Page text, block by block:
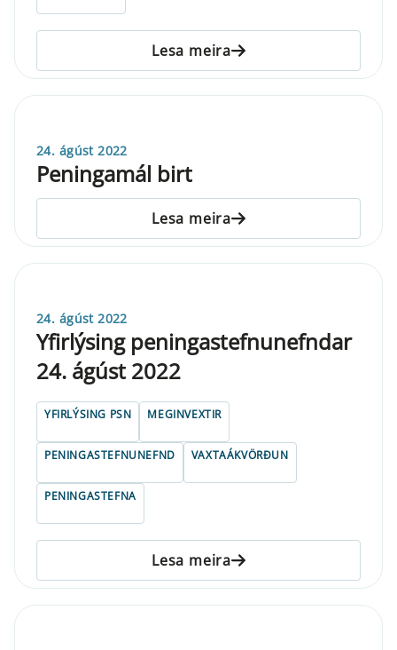
Lesa meira
24. ágúst 2022
Peningamál birt
Lesa meira
24. ágúst 2022
Yfirlýsing peningastefnunefndar
24. ágúst 2022
YFIRLÝSING PSN MEGINVEXTIR
PENINGASTEFNUNEFND VAXTAÁKVÖRÐUN
PENINGASTEFNA
Lesa meira